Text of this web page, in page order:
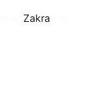
Zakra